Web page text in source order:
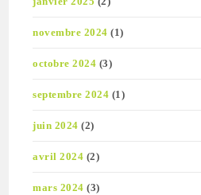
novembre 2024 (1)
octobre 2024 (3)
septembre 2024 (1)
juin 2024 (2)
avril 2024 (2)
mars 2024 (3)